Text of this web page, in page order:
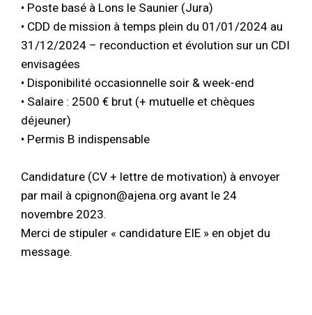
• Poste basé à Lons le Saunier (Jura)
• CDD de mission à temps plein du 01/01/2024 au
31/12/2024 – reconduction et évolution sur un CDI
envisagées
• Disponibilité occasionnelle soir & week-end
• Salaire : 2500 € brut (+ mutuelle et chèques
déjeuner)
• Permis B indispensable
Candidature (CV + lettre de motivation) à envoyer
par mail à cpignon@ajena.org avant le 24
novembre 2023.
Merci de stipuler « candidature EIE » en objet du
message.